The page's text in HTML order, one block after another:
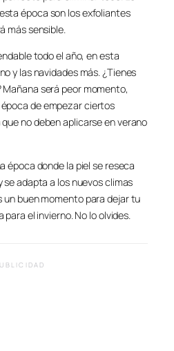
época son los exfoliantes
más sensible.
todo el año, en esta
y las navidades más. ¿Tienes
Mañana será peor momento,
de empezar ciertos
no deben aplicarse en verano
época donde la piel se reseca
adapta a los nuevos climas
un buen momento para dejar tu
el invierno. No lo olvides.